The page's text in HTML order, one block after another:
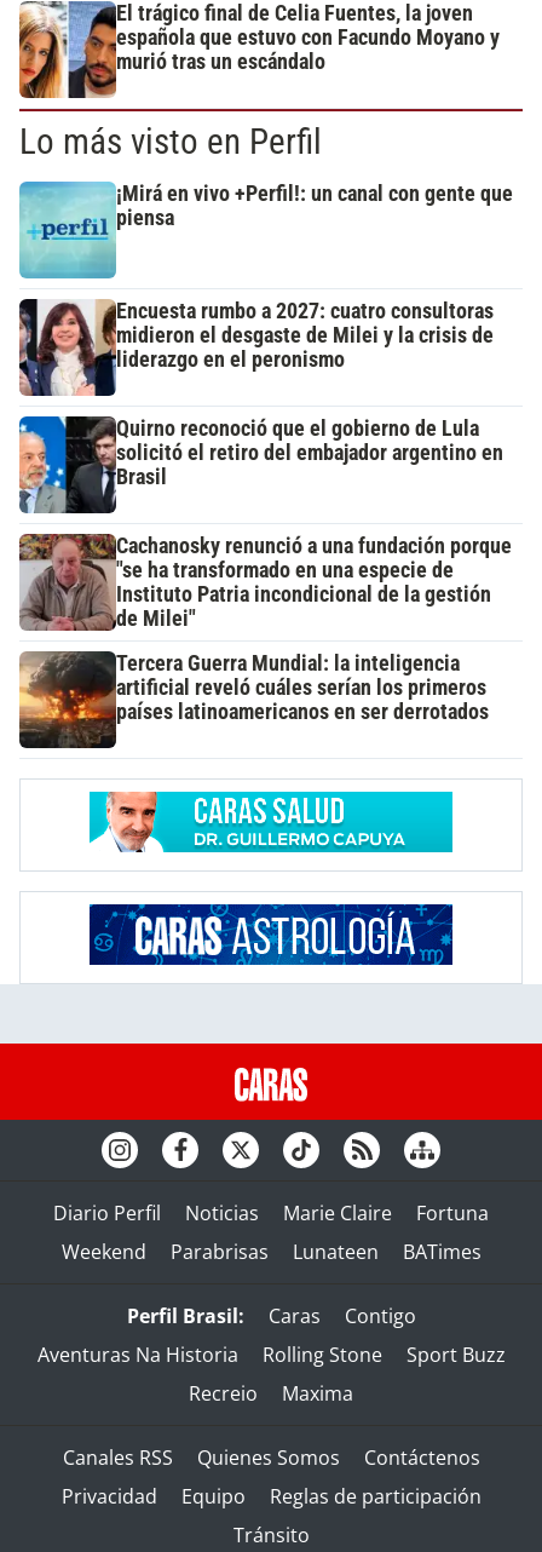
El trágico final de Celia Fuentes, la joven
española que estuvo con Facundo Moyano y
murió tras un escándalo
Lo más visto en Perfil
¡Mirá en vivo +Perfil!: un canal con gente que
piensa
Encuesta rumbo a 2027: cuatro consultoras
midieron el desgaste de Milei y la crisis de
liderazgo en el peronismo
Quirno reconoció que el gobierno de Lula
solicitó el retiro del embajador argentino en
Brasil
Cachanosky renunció a una fundación porque
"se ha transformado en una especie de
Instituto Patria incondicional de la gestión
de Milei"
Tercera Guerra Mundial: la inteligencia
artificial reveló cuáles serían los primeros
países latinoamericanos en ser derrotados
Diario Perfil Noticias Marie Claire
Fortuna
Weekend
Parabrisas Lunateen BATimes
Perfil Brasil: Caras
Contigo
Aventuras Na Historia
Rolling Stone
Sport Buzz
Recreio
Maxima
Canales RSS Quienes Somos
Contáctenos
Privacidad
Equipo
Reglas de participación
Tránsito